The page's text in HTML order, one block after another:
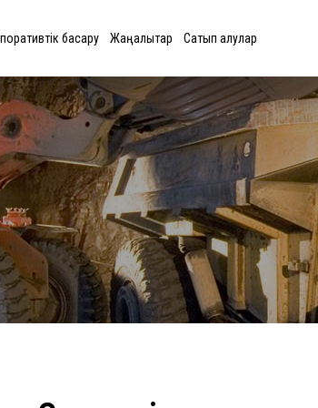
басқару Жаңалықтар Сатып алулар